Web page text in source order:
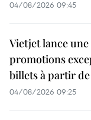
04/08/2026 09:45
Vietjet lance
promotions
billets à partir
04/08/2026 09:25